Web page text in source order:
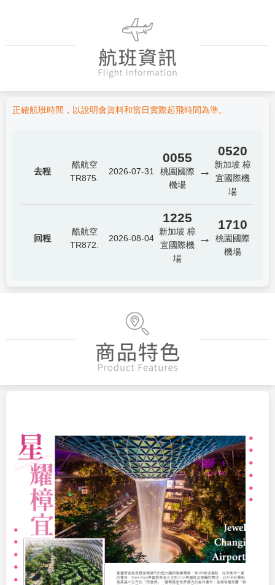
正確航班時間，以說明會資料和當日實際起飛時間為準。
去程
酷航空
TR875.
2026-07-31
0055
桃園國際
機場
→
0520
新加坡 樟
宜國際機
場
回程
酷航空
TR872.
2026-08-04
1225
新加坡 樟
宜國際機
場
→
1710
桃園國際
機場